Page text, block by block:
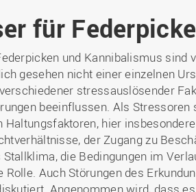
für
und Kannibalismus sind
gesehen nicht einer einzelnen
stressauslösender
beeinflussen. Als
Haltungsfaktoren, hier
der Zugang zu
Stallklima, die Bedingungen im
Rolle. Auch Störungen des